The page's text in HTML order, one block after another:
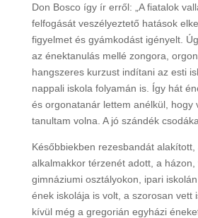
Don Bosco így ír erről: „A fiatalok
felfogását veszélyeztető hatások
figyelmet és gyámkodást igényelt.
az énektanulás mellé zongora,
hangszeres kurzust indítani az esti
nappali iskola folyamán is. Így hát
és orgonatanár lettem anélkül, hogy
tanultam volna. A jó szándék
Későbbiekben rezesbandát
alkalmakkor térzenét adott, a házon,
gimnáziumi osztályokon, ipari
ének iskolája is volt, a szorosan vett
kívül még a gregorián egyházi